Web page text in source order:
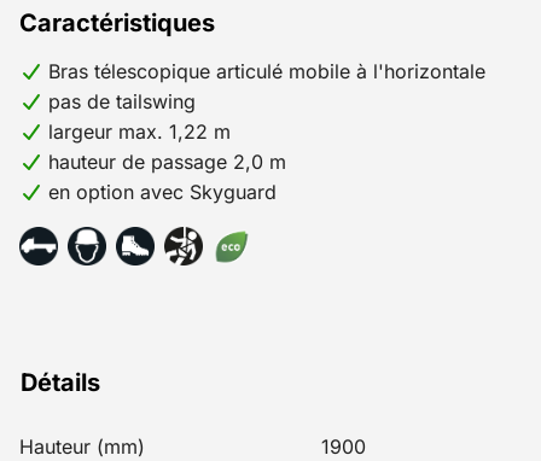
Détails
Hauteur (mm) 1900
Caractéristiques
Bras télescopique articulé mobile à l'horizontale
pas de tailswing
largeur max. 1,22 m
hauteur de passage 2,0 m
en option avec Skyguard